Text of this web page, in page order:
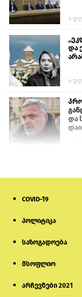
4
და
4
და
COVID-19
პოლიტიკა
საზოგადოება
მსოფლიო
არჩევნები 2021